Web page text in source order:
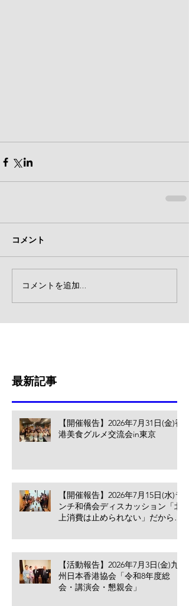
コメント
コメントを追加…
最新記事
【開催報告】2026年7月31日(金)香
港美食グルメ交流会in東京
【開催報告】2026年7月15日(水)ラ
ンチ和僑会ディスカッション「北
上消費は止められない」だからこ
べきこと
【活動報告】2026年7月3日(金)九
州日本香港協会「令和8年度総
会・講演会・懇親会」